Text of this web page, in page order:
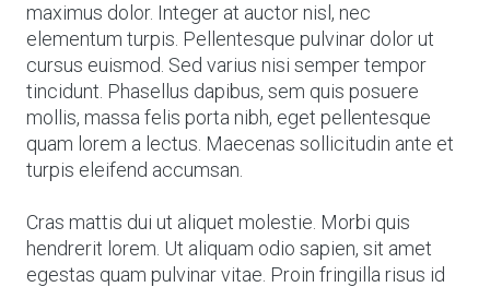
maximus dolor. Integer at auctor nisl, nec
elementum turpis. Pellentesque pulvinar dolor ut
cursus euismod. Sed varius nisi semper tempor
tincidunt. Phasellus dapibus, sem quis posuere
mollis, massa felis porta nibh, eget pellentesque
quam lorem a lectus. Maecenas sollicitudin ante et
turpis eleifend accumsan.
Cras mattis dui ut aliquet molestie. Morbi quis
hendrerit lorem. Ut aliquam odio sapien, sit amet
egestas quam pulvinar vitae. Proin fringilla risus id